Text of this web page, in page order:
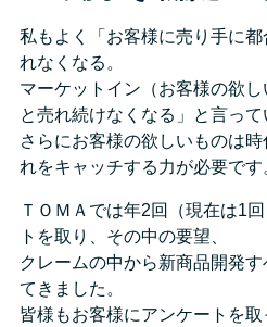
私もよく「お客様に売り手に
れなくなる。
マーケットイン（お客様の欲
と売れ続けなくなる」と言って
さらにお客様の欲しいものは
れをキャッチする力が必要です
ＴＯＭＡでは年2回（現在は1
トを取り、その中の要望、
クレームの中から新商品開発
てきました。
皆様もお客様にアンケートを